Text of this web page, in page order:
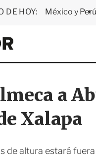
DE HOY: México y Perú
E
x
e
i
o
r
a
Xalapa
de altura estará